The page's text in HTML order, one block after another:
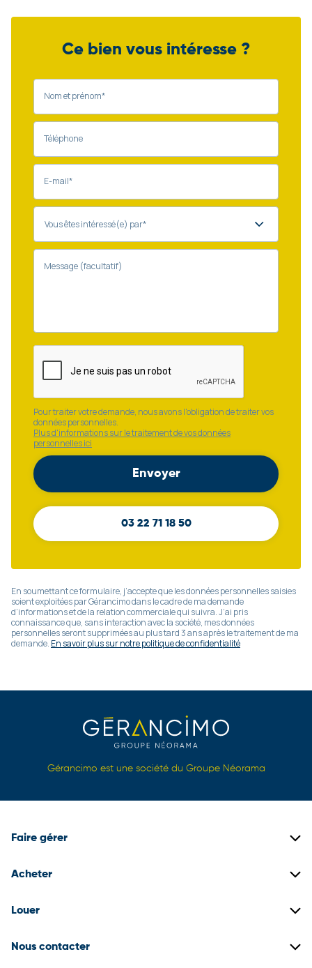
Ce bien vous intéresse ?
Nom et prénom*
Téléphone
E-mail*
Message (facultatif)
Pour traiter votre demande, nous avons l'obligation de traiter vos
données personnelles.
Plus d'informations sur le traitement de vos données
personnelles ici
03 22 71 18 50
En soumettant ce formulaire, j’accepte que les données personnelles saisies
soient exploitées par Gérancimo dans le cadre de ma demande
d’informations et de la relation commerciale qui suivra. J’ai pris
connaissance que, sans interaction avec la société, mes données
personnelles seront supprimées au plus tard 3 ans après le traitement de ma
demande. En savoir plus sur notre politique de confidentialité
Gérancimo est une société du Groupe Néorama
Faire gérer
Acheter
Louer
Nous contacter